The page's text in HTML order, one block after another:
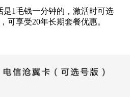
是1毛钱一分钟的，激活时可选
可享受20年长期套餐优惠。